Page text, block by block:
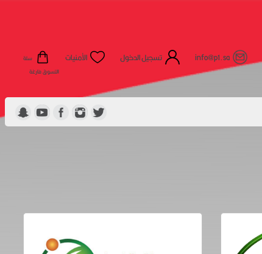
info@p1.sa تسجيل الدخول الأمنيات
سلة
التسوق فارغة